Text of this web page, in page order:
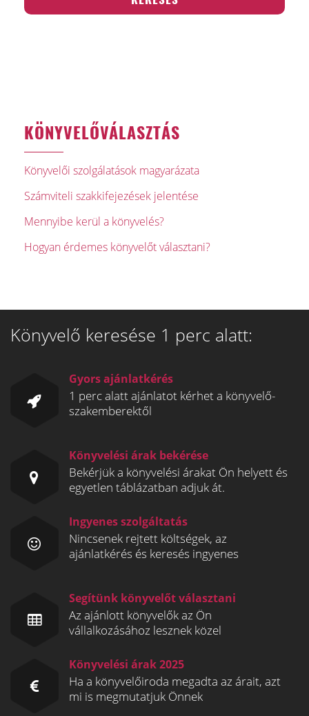
KÖNYVELŐVÁLASZTÁS
Könyvelői szolgálatások magyarázata
Számviteli szakkifejezések jelentése
Mennyibe kerül a könyvelés?
Hogyan érdemes könyvelőt választani?
Könyvelő keresése 1 perc alatt:
Gyors ajánlatkérés
1 perc alatt ajánlatot kérhet a könyvelő-
szakemberektől
Könyvelési árak bekérése
Bekérjük a könyvelési árakat Ön helyett és
egyetlen táblázatban adjuk át.
Ingyenes szolgáltatás
Nincsenek rejtett költségek, az
ajánlatkérés és keresés ingyenes
Segítünk könyvelőt választani
Az ajánlott könyvelők az Ön
vállalkozásához lesznek közel
Könyvelési árak 2025
Ha a könyvelőiroda megadta az árait, azt
mi is megmutatjuk Önnek